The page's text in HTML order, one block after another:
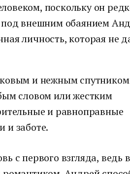
поскольку он
внешним обаянием
личность, которая не
и нежным
словом или жестким
и равноправные
и заботе.
с первого взгляда, ведь в